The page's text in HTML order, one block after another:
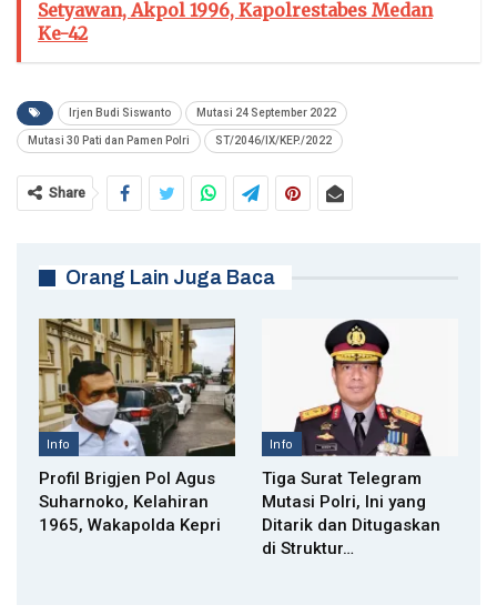
Setyawan, Akpol 1996, Kapolrestabes Medan
Ke-42
Irjen Budi Siswanto Mutasi 24 September 2022
Mutasi 30 Pati dan Pamen Polri ST/2046/IX/KEP./2022
Share
Orang Lain Juga Baca
Info
Profil Brigjen Pol Agus
Suharnoko, Kelahiran
1965, Wakapolda Kepri
Info
Tiga Surat Telegram
Mutasi Polri, Ini yang
Ditarik dan Ditugaskan
di Struktur…